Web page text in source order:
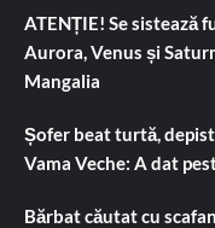
ATENȚIE! Se sistează
Aurora, Venus și
Mangalia
Șofer beat turtă,
Vama Veche: A dat
Bărbat căutat cu